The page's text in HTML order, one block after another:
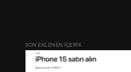
SON EKLENEN İÇERİK